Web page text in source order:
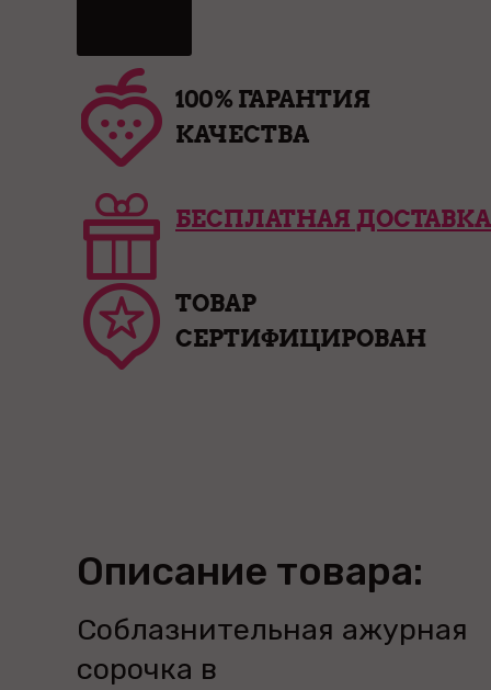
100% ГАРАНТИЯ
КАЧЕСТВА
БЕСПЛАТНАЯ ДОСТАВКА
ТОВАР
СЕРТИФИЦИРОВАН
Описание товара:
Соблазнительная ажурная
сорочка в